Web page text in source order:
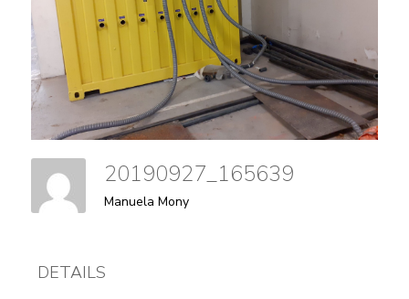
20190927_165639
Manuela Mony
DETAILS